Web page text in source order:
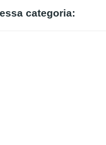
categoria: